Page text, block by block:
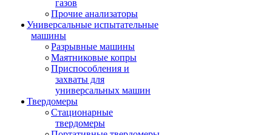
газов
Прочие анализаторы
Универсальные испытательные
машины
Разрывные машины
Маятниковые копры
Приспособления и
захваты для
универсальных машин
Твердомеры
Стационарные
твердомеры